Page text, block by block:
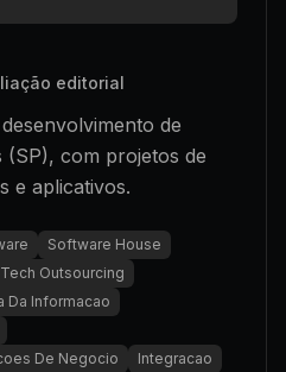
editorial
de
(SP), com projetos de
e aplicativos.
Software House
Tech Outsourcing
Da Informacao
De Negocio
Integracao